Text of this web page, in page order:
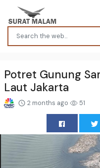
Potret Gunung
Laut Jakarta
2 months ago 51